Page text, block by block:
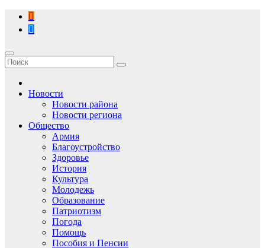
Перейти
содержимому
Новости
Новости района
Новости региона
Общество
Армия
Благоустройство
Здоровье
История
Культура
Молодежь
Образование
Патриотизм
Погода
Помощь
Пособия и Пенсии